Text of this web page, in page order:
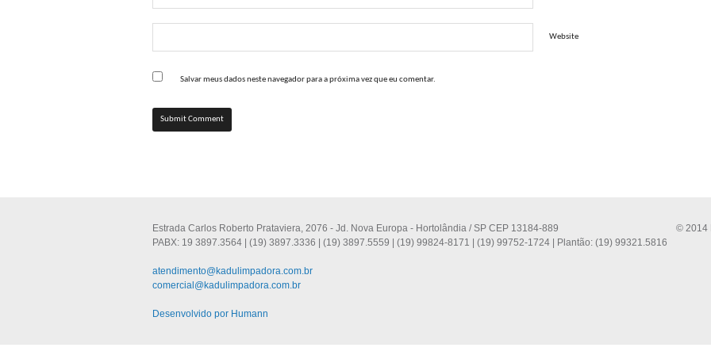
Website
Salvar meus dados neste navegador para a próxima vez que eu comentar.
© 2014
Estrada Carlos Roberto Prataviera, 2076 - Jd. Nova Europa - Hortolândia / SP CEP 13184-889
PABX: 19 3897.3564 | (19) 3897.3336 | (19) 3897.5559 | (19) 99824-8171 | (19) 99752-1724 | Plantão: (19) 99321.5816
atendimento@kadulimpadora.com.br
comercial@kadulimpadora.com.br
Desenvolvido por Humann